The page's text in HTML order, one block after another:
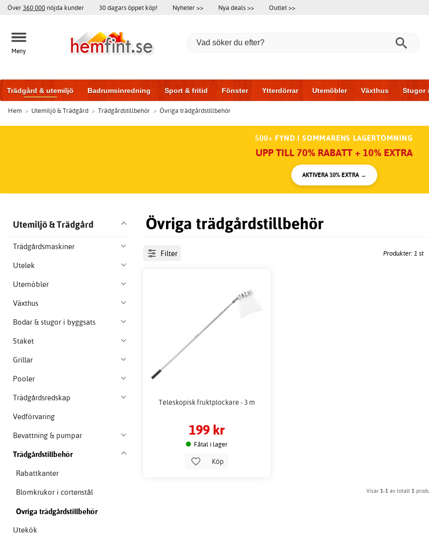
Över 360 000 nöjda kunder 30 dagars öppet köp! Nyheter >> Nya deals >> Outlet >>
Meny
Trädgård & utemiljö Badrumsinredning Sport & fritid Fönster Ytterdörrar Utemöbler Växthus Stugor
Badrumsmöbler Träningsutrustning Garageportar Bil & garage
Hem > Utemiljö & Trädgård > Trädgårdstillbehör > Övriga trädgårdstillbehör
500+ FYND I SOMMARENS LAGERTÖMNING
UPP TILL 70% RABATT + 10% EXTRA
AKTIVERA 10% EXTRA →
Övriga trädgårdstillbehör
Utemiljö & Trädgård
Trädgårdsmaskiner
Utelek
Utemöbler
Växthus
Bodar & stugor i byggsats
Staket
Grillar
Pooler
Trädgårdsredskap
Vedförvaring
Bevattning & pumpar
Trädgårdstillbehör
Rabattkanter
Blomkrukor i cortenstål
Övriga trädgårdstillbehör
Utekök
Filter Produkter: 1 st
Teleskopisk fruktplockare - 3 m
199 kr
Fåtal i lager
Köp
Visar1-1 av totalt1